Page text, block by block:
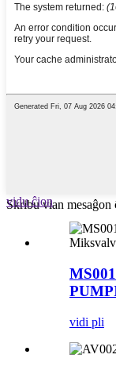
Skribu vian
vidu ĉion
vidi pli